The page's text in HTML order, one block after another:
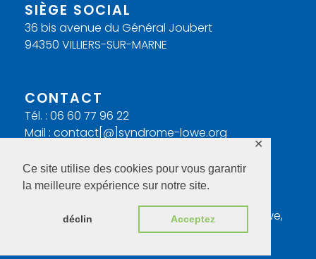
Ce site utilise des cookies pour vous garantir
la meilleure expérience sur notre site.
déclin Acceptez
✕
SIÈGE SOCIAL
36 bis avenue du Général Joubert
94350 VILLIERS-SUR-MARNE
CONTACT
Tél. : 06 60 77 96 22
Mail : contact[@]syndrome-lowe.org
Contact|Mentions Légales
ssociation française duSyndrome de
owe,
tous droits réservés.